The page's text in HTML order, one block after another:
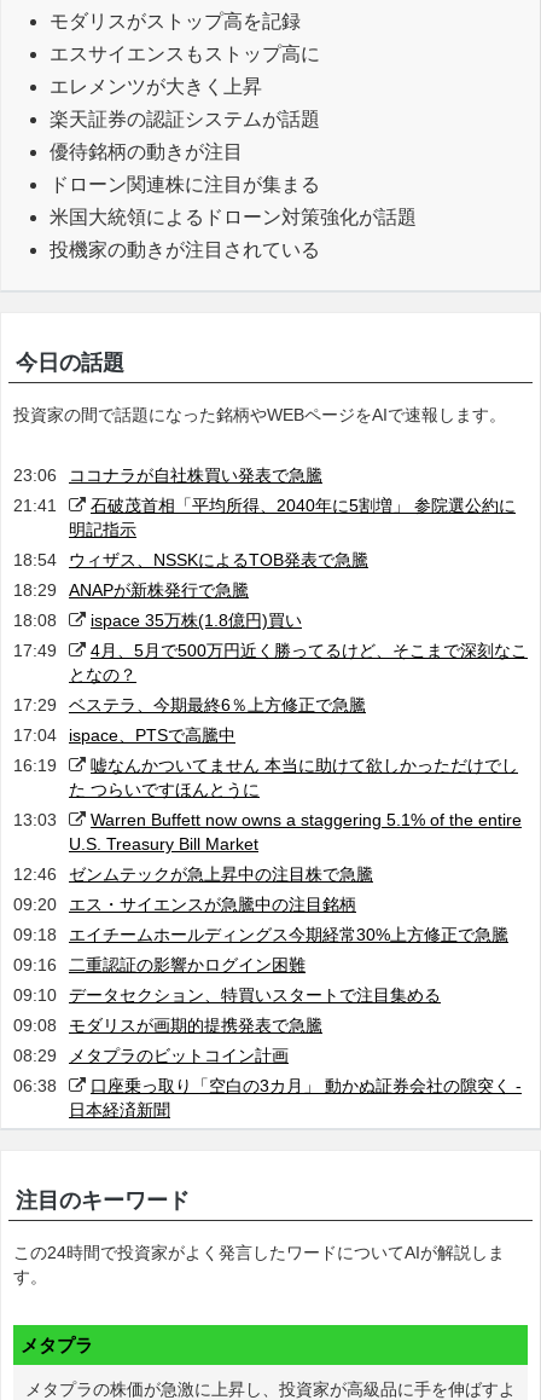
モダリスがストップ高を記録
エスサイエンスもストップ高に
エレメンツが大きく上昇
楽天証券の認証システムが話題
優待銘柄の動きが注目
ドローン関連株に注目が集まる
米国大統領によるドローン対策強化が話題
投機家の動きが注目されている
今日の話題
投資家の間で話題になった銘柄やWEBページをAIで速報します。
23:06
ココナラが自社株買い発表で急騰
21:41
石破茂首相「平均所得、2040年に5割増」 参院選公約に
明記指示
18:54
ウィザス、NSSKによるTOB発表で急騰
18:29
ANAPが新株発行で急騰
18:08
ispace 35万株(1.8億円)買い
17:49
4月、5月で500万円近く勝ってるけど、そこまで深刻なこ
となの？
17:29
ベステラ、今期最終6％上方修正で急騰
17:04
ispace、PTSで高騰中
16:19
嘘なんかついてません 本当に助けて欲しかっただけでし
た つらいですほんとうに
13:03
Warren Buffett now owns a staggering 5.1% of the entire
U.S. Treasury Bill Market
12:46
ゼンムテックが急上昇中の注目株で急騰
09:20
エス・サイエンスが急騰中の注目銘柄
09:18
エイチームホールディングス今期経常30%上方修正で急騰
09:16
二重認証の影響かログイン困難
09:10
データセクション、特買いスタートで注目集める
09:08
モダリスが画期的提携発表で急騰
08:29
メタプラのビットコイン計画
06:38
口座乗っ取り「空白の3カ月」 動かぬ証券会社の隙突く -
日本経済新聞
注目のキーワード
この24時間で投資家がよく発言したワードについてAIが解説しま
す。
メタプラ
メタプラの株価が急激に上昇し、投資家が高級品に手を伸ばすよ